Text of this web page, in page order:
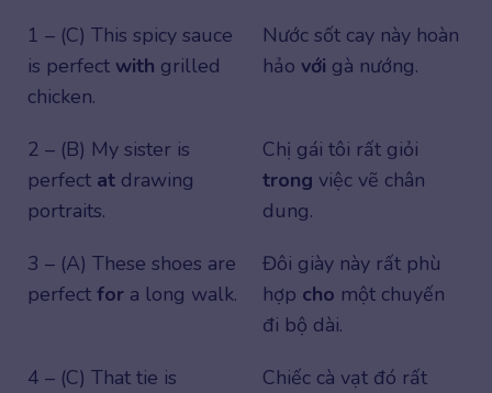
1 – (C) This spicy sauce
is perfect with grilled
chicken.
Nước sốt cay này hoàn
hảo với gà nướng.
2 – (B) My sister is
perfect at drawing
portraits.
Chị gái tôi rất giỏi
trong việc vẽ chân
dung.
3 – (A) These shoes are
perfect for a long walk.
Đôi giày này rất phù
hợp cho một chuyến
đi bộ dài.
4 – (C) That tie is
Chiếc cà vạt đó rất